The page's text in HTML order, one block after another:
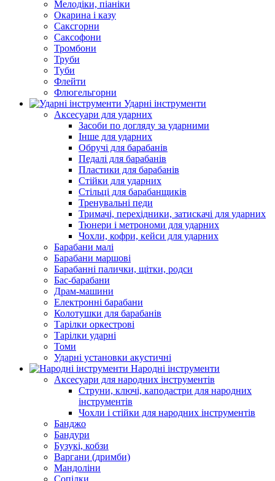
Мелодіки, піаніки
Окарина і казу
Саксгорни
Саксофони
Тромбони
Труби
Туби
Флейти
Флюгельгорни
Ударні інструменти
Аксесуари для ударних
Засоби по догляду за ударними
Інше для ударних
Обручі для барабанів
Педалі для барабанів
Пластики для барабанів
Стійки для ударних
Стільці для барабанщиків
Тренувальні педи
Тримачі, перехідники, затискачі для ударних
Тюнери і метрономи для ударних
Чохли, кофри, кейси для ударних
Барабани малі
Барабани маршові
Барабанні палички, щітки, родси
Бас-барабани
Драм-машини
Електронні барабани
Колотушки для барабанів
Тарілки оркестрові
Тарілки ударні
Томи
Ударні установки акустичні
Народні інструменти
Аксесуари для народних інструментів
Струни, ключі, каподастри для народних
інструментів
Чохли і стійки для народних інструментів
Банджо
Бандури
Бузукі, кобзи
Варгани (дримби)
Мандоліни
Сопілки